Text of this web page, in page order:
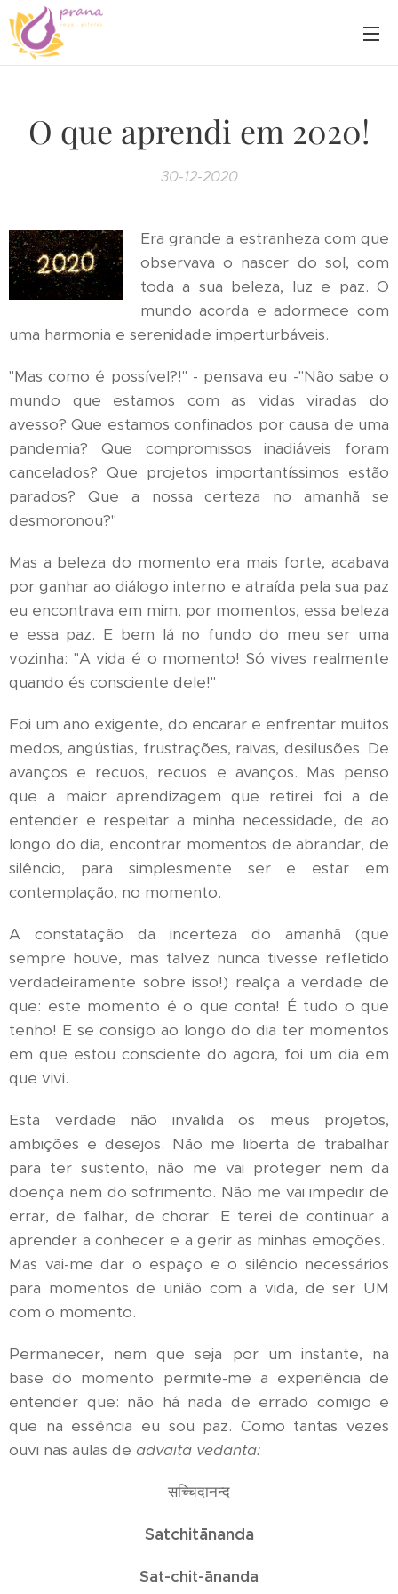
O que aprendi em 2020!
30-12-2020
Era grande a estranheza com que
observava o nascer do sol, com
toda a sua beleza, luz e paz. O
mundo acorda e adormece com
uma harmonia e serenidade imperturbáveis.
"Mas como é possível?!" - pensava eu -"Não sabe o
mundo que estamos com as vidas viradas do
avesso? Que estamos confinados por causa de uma
pandemia? Que compromissos inadiáveis foram
cancelados? Que projetos importantíssimos estão
parados? Que a nossa certeza no amanhã se
desmoronou?"
Mas a beleza do momento era mais forte, acabava
por ganhar ao diálogo interno e atraída pela sua paz
eu encontrava em mim, por momentos, essa beleza
e essa paz. E bem lá no fundo do meu ser uma
vozinha: "A vida é o momento! Só vives realmente
quando és consciente dele!"
Foi um ano exigente, do encarar e enfrentar muitos
medos, angústias, frustrações, raivas, desilusões. De
avanços e recuos, recuos e avanços. Mas penso
que a maior aprendizagem que retirei foi a de
entender e respeitar a minha necessidade, de ao
longo do dia, encontrar momentos de abrandar, de
silêncio, para simplesmente ser e estar em
contemplação, no momento.
A constatação da incerteza do amanhã (que
sempre houve, mas talvez nunca tivesse refletido
verdadeiramente sobre isso!) realça a verdade de
que: este momento é o que conta! É tudo o que
tenho! E se consigo ao longo do dia ter momentos
em que estou consciente do agora, foi um dia em
que vivi.
Esta verdade não invalida os meus projetos,
ambições e desejos. Não me liberta de trabalhar
para ter sustento, não me vai proteger nem da
doença nem do sofrimento. Não me vai impedir de
errar, de falhar, de chorar. E terei de continuar a
aprender a conhecer e a gerir as minhas emoções.
Mas vai-me dar o espaço e o silêncio necessários
para momentos de união com a vida, de ser UM
com o momento.
Permanecer, nem que seja por um instante, na
base do momento permite-me a experiência de
entender que: não há nada de errado comigo e
que na essência eu sou paz. Como tantas vezes
ouvi nas aulas de advaita vedanta:
सच्चिदानन्द
Satchitānanda
Sat-chit-ānanda